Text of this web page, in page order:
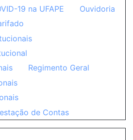
19 na UFAPE
Ouvidoria
Regimento Geral
de Contas